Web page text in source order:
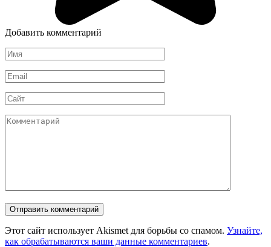
Добавить комментарий
Имя
*
Email
*
Сайт
Комментарий
Этот сайт использует Akismet для борьбы со спамом. Узнайте,
как обрабатываются ваши данные комментариев.